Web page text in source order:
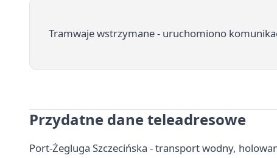
Tramwaje wstrzymane - uruchomiono
Przydatne dane teleadresowe
Port-Żegluga Szczecińska - transport wodny,